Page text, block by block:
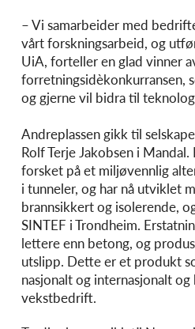
– Vi samarbeider med
vårt forskningsarbeid, og
UiA, forteller en glad vinner
forretningsidèkonkurransen,
og gjerne vil bidra til
Andreplassen gikk til
Rolf Terje Jakobsen i Mandal.
forsket på et miljøvennlig
i tunneler, og har nå utviklet
brannsikkert og isolerende,
SINTEF i Trondheim.
lettere enn betong, og
utslipp. Dette er et produkt
nasjonalt og internasjonalt
vekstbedrift.